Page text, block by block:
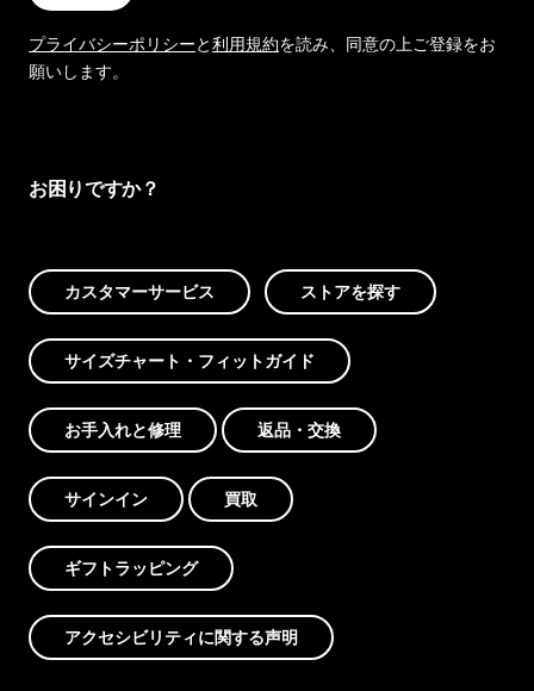
プライバシーポリシーと利用規約を読み、同意の上ご登録をお
願いします。
お困りですか？
カスタマーサービス ストアを探す
サイズチャート・フィットガイド
お手入れと修理 返品・交換
サインイン 買取
ギフトラッピング
アクセシビリティに関する声明